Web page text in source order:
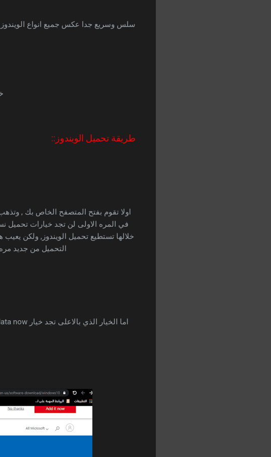
سلس وسريع جدا عكس جميع انواع الويندوز
طريقة تحميل الويندوز::
اولا تقوم بفتح المتصفح الخاص بك ,
في المره الاولى لن تجد خيارات تحميل
خلالها تستطيع تحميل الويندوز, ولكن
التحميل من جديد
اما الخيار الذي بالاعلى تجد خيار Updata now يمكنك عمل تحديث لويندوز 10 اذا كنت تمتلكها على الكمبيوتر من خلال هذا الخيار .